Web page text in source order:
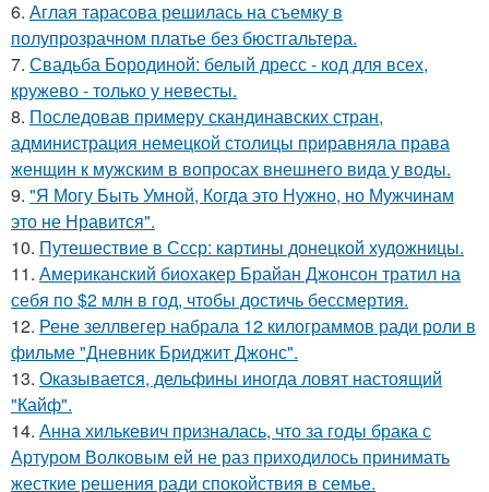
6. Аглая тарасова решилась на съемку в
полупрозрачном платье без бюстгальтера.
7. Свадьба Бородиной: белый дресс - код для всех,
кружево - только у невесты.
8. Последовав примеру скандинавских стран,
администрация немецкой столицы приравняла права
женщин к мужским в вопросах внешнего вида у воды.
9. "Я Могу Быть Умной, Когда это Нужно, но Мужчинам
это не Нравится".
10. Путешествие в Ссср: картины донецкой художницы.
11. Американский биохакер Брайан Джонсон тратил на
себя по $2 млн в год, чтобы достичь бессмертия.
12. Рене зеллвегер набрала 12 килограммов ради роли в
фильме "Дневник Бриджит Джонс".
13. Оказывается, дельфины иногда ловят настоящий
"Кайф".
14. Анна хилькевич призналась, что за годы брака с
Артуром Волковым ей не раз приходилось принимать
жесткие решения ради спокойствия в семье.